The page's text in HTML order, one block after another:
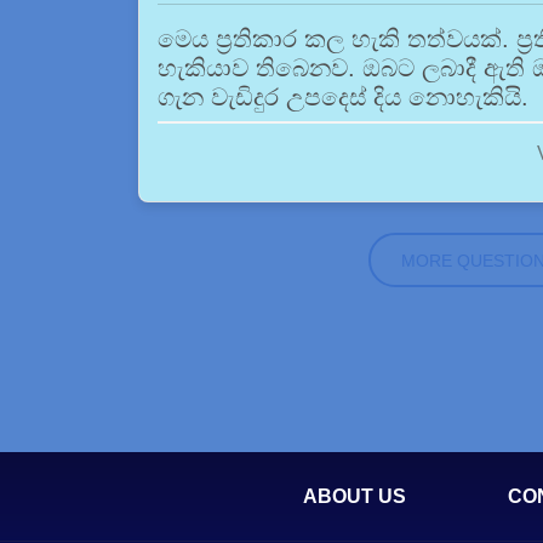
මෙය ප්‍රතිකාර කල හැකි තත්වයක්.
හැකියාව තිබෙනව. ඔබට ලබාදී ඇති
ගැන වැඩිදුර උපදෙස් දිය නොහැකියි.
MORE
ABOUT US